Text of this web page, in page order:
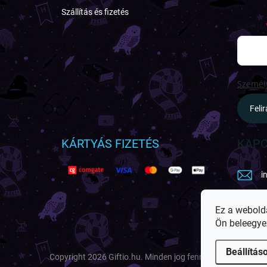
Ez a
Ön
Szállítás és fizetés
E-MAIL
KÁRTYÁS FIZETÉS
Copyright 2026 Giftio.hu. Minden jog fenntartva.Süti